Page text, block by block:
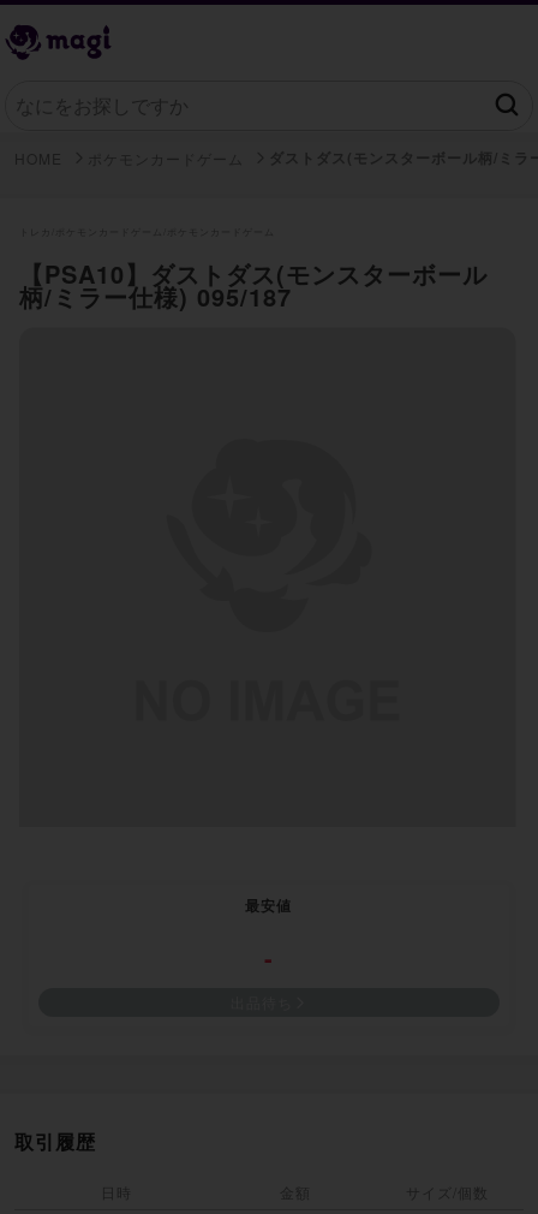
【PSA10】ダストダス(モンスターボール
柄/ミラー仕様) 095/187
最安値
-
取引履歴
日時 金額 サイズ/個数